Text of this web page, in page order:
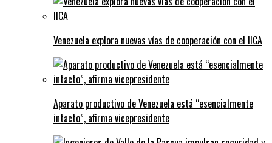
Venezuela explora nuevas vías de cooperación con el IICA
Aparato productivo de Venezuela está “esencialmente
intacto”, afirma vicepresidente